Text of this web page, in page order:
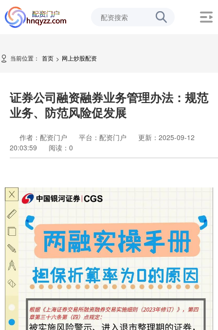
当前位置： 首页 > 网上炒股配资
证券公司融资融券业务管理办法：规范
业务、防范风险促发展
作者：配资门户 平台：配资门户
更新：2025-09-12
20:03:59
阅读： 0